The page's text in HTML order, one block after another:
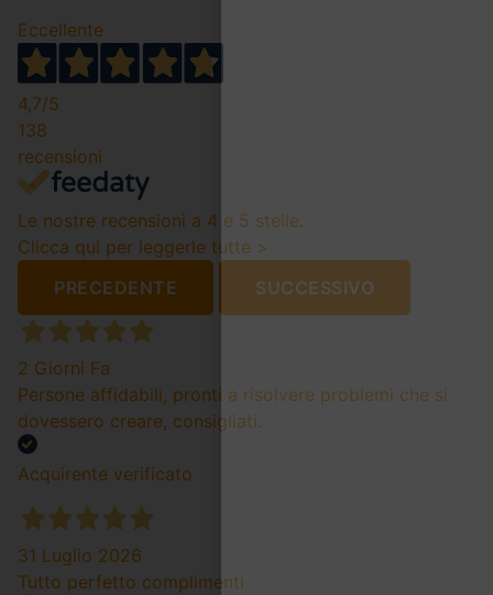
Eccellente
4,7/5
138
recensioni
Le nostre recensioni a 4 e 5 stelle.
Clicca qui per leggerle tutte >
PRECEDENTE
SUCCESSIVO
2 Giorni Fa
Persone affidabili, pronti a risolvere problemi che si
dovessero creare, consigliati.
Acquirente verificato
31 Luglio 2026
Tutto perfetto complimenti